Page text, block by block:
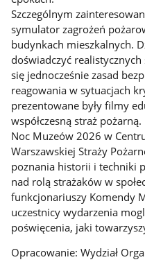
Szczególnym
symulator zagrożeń
budynkach mieszkalnych.
doświadczyć
się jednocześnie zasad
reagowania w sytuacjach
prezentowane były filmy
współczesną straż pożarną.
Noc Muzeów 2026 w
Warszawskiej Straży
poznania historii i techniki
nad rolą strażaków w
funkcjonariuszy Komendy
uczestnicy wydarzenia
poświęcenia, jaki
Opracowanie: Wydział